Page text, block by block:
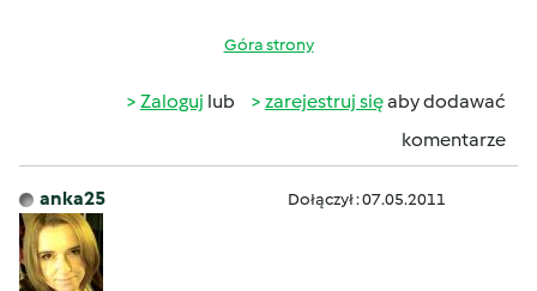
Góra strony
Zaloguj lub zarejestruj sięaby dodawać
komentarze
anka25 Dołączył : 07.05.2011